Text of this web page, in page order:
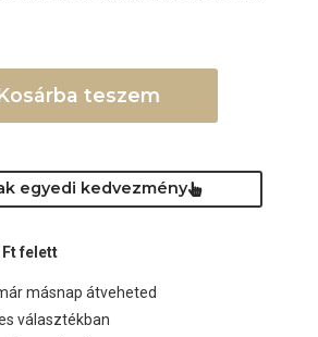
teszem
egyedi kedvezmény
Ft felett
másnap átveheted
választékban